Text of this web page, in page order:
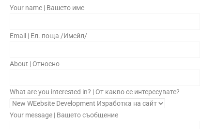
Your name | Вашето име
Email | Ел. поща /Имейл/
About | Относно
What are you interested in? | От какво се интересувате?
Your message | Вашето съобщение